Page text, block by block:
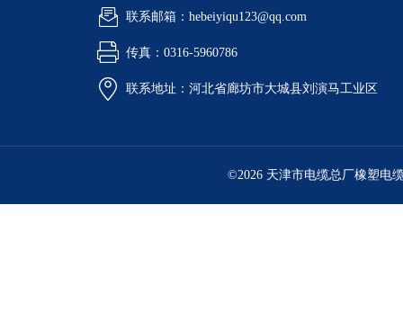
联系邮箱：hebeiyiqu123@qq.com
传真：0316-5960786
联系地址：河北省廊坊市大城县刘演马工业区
©2026 天津市电缆总厂橡塑电